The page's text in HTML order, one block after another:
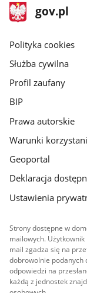
stopka
gov.pl
Strona
gov.pl
gov.pl
Polityka cookies
Służba cywilna
Profil zaufany
BIP
Prawa autorskie
Warunki
Geoportal
Deklaracja
Ustawienia
Strony dostępne w
mailowych.
mail zgadza się na
dobrowolnie podanych
odpowiedzi na
każdą z jednostek